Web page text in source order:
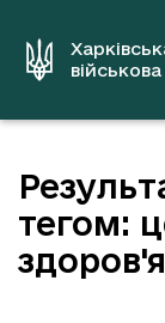
вмісту
тегом:
здоров'я